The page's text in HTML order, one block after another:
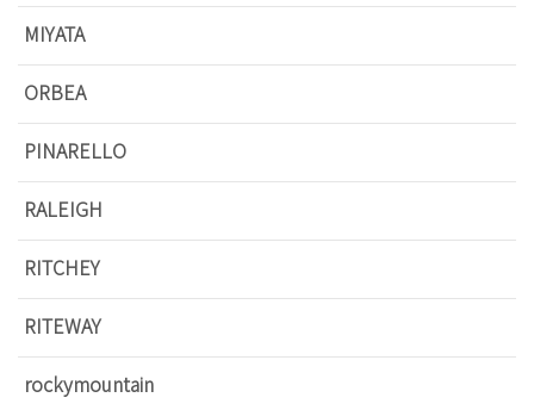
MIYATA
ORBEA
PINARELLO
RALEIGH
RITCHEY
RITEWAY
rockymountain